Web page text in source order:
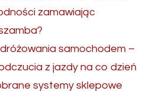
zamawiając
samochodem –
z jazdy na co dzień
systemy sklepowe